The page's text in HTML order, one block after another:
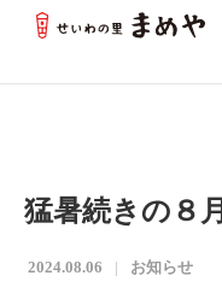
猛暑続きの８月
2024.08.06 お知らせ